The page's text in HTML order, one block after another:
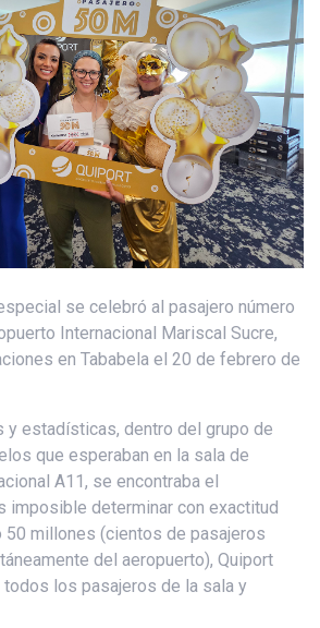
se celebró al pasajero número
Internacional Mariscal Sucre,
en Tababela el 20 de febrero de
y estadísticas, dentro del grupo de
que esperaban en la sala de
A11, se encontraba el
imposible determinar con exactitud
50 millones (cientos de pasajeros
del aeropuerto), Quiport
los pasajeros de la sala y